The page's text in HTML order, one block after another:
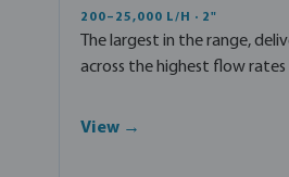
200–25,000 L/H · 2"
The largest in the range,
across the highest flow
View →